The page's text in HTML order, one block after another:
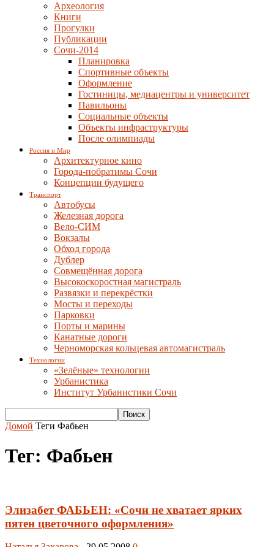
Археология
Книги
Прогулки
Публикации
Сочи-2014
Планировка
Спортивные объекты
Оформление
Гостиницы, медиацентры и университет
Павильоны
Социальные объекты
Объекты инфраструктуры
После олимпиады
Россия и Мир
Архитектурное кино
Города-побратимы Сочи
Концепции будущего
Транспорт
Автобусы
Железная дорога
Вело-СИМ
Вокзалы
Обход города
Дублер
Совмещённая дорога
Высокоскоростная магистраль
Развязки и перекрёстки
Мосты и переходы
Парковки
Порты и марины
Канатные дороги
Черноморская кольцевая автомагистраль
Технологии
«Зелёные» технологии
Урбанистика
Институт Урбанистики Сочи
Домой Теги Фабьен
Тег: Фабьен
Элизабет ФАБЬЕН: «Сочи не хватает ярких
пятен цветочного оформления»